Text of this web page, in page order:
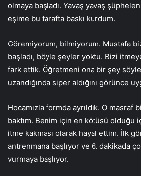
olmaya başladı. Yavaş yavaş
eşime bu tarafta baskı kurdum.
Göremiyorum, bilmiyorum. Mustafa
başladı, böyle şeyler yoktu. Bizi
fark ettik. Öğretmeni ona bir şey
uzandığında siper aldığını görünce
Hocamızla formda ayrıldık. O masraf
baktım. Benim için en kötüsü olduğu
itme kakması olarak hayal ettim. İlk
antrenmana başlıyor ve 6. dakikada
vurmaya başlıyor.